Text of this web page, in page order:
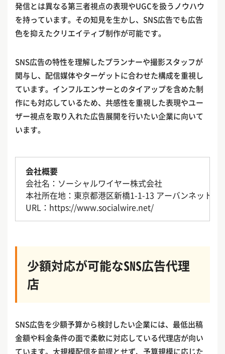
発信とは異なる第三者視点の表現やUGCを扱うノウハウ
を持っています。その知見を生かし、SNS広告でも広告
色を抑えたクリエイティブ制作が可能です。
SNS広告の特性を理解したプランナーや撮影スタッフが
関与し、配信媒体やターゲットに合わせた構成を重視し
ています。インフルエンサーとのタイアップを含めた制
作にも対応しているため、共感性を重視した表現やユー
ザー視点を取り入れた広告展開を行いたい企業に向いて
います。
会社概要
会社名：ソーシャルワイヤー株式会社
本社所在地：東京都港区新橋1-1-13 アーバンネット内
URL：https://www.socialwire.net/
少額対応が可能なSNS広告代理
店
SNS広告を少額予算から検討したい企業には、最低出稿
金額や料金条件の面で柔軟に対応している代理店が向い
ています。大規模配信を前提とせず、予算規模に応じた